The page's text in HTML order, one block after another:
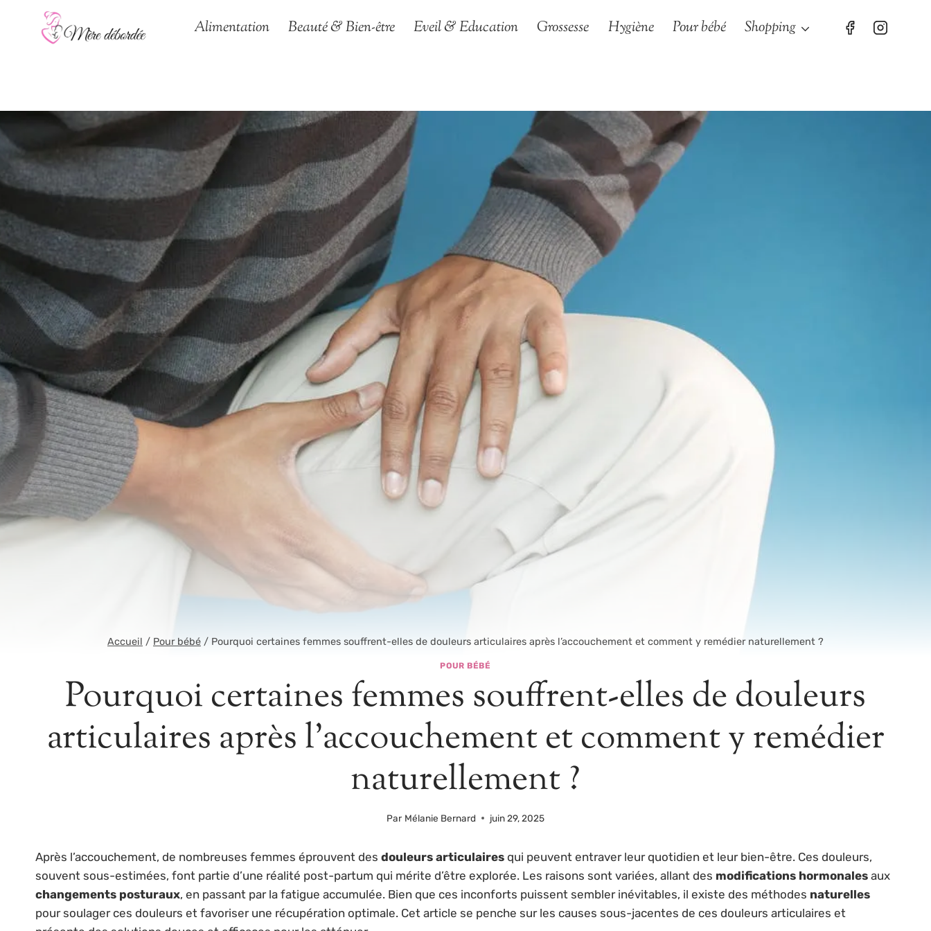
Alimentation Beauté & Bien-être Eveil & Education Grossesse Hygiène Pour bébé Shopping
Accueil / Pour bébé / Pourquoi certaines femmes souffrent-elles de douleurs articulaires après l’accouchement et comment y remédier naturellement ?
POUR BÉBÉ
Pourquoi certaines femmes souffrent-elles de douleurs
articulaires après l’accouchement et comment y remédier
naturellement ?
Par Mélanie Bernard juin 29, 2025
Après l’accouchement, de nombreuses femmes éprouvent des douleurs articulaires qui peuvent entraver leur quotidien et leur bien-être. Ces douleurs,
souvent sous-estimées, font partie d’une réalité post-partum qui mérite d’être explorée. Les raisons sont variées, allant des modifications hormonales aux
changements posturaux, en passant par la fatigue accumulée. Bien que ces inconforts puissent sembler inévitables, il existe des méthodes naturelles
pour soulager ces douleurs et favoriser une récupération optimale. Cet article se penche sur les causes sous-jacentes de ces douleurs articulaires et